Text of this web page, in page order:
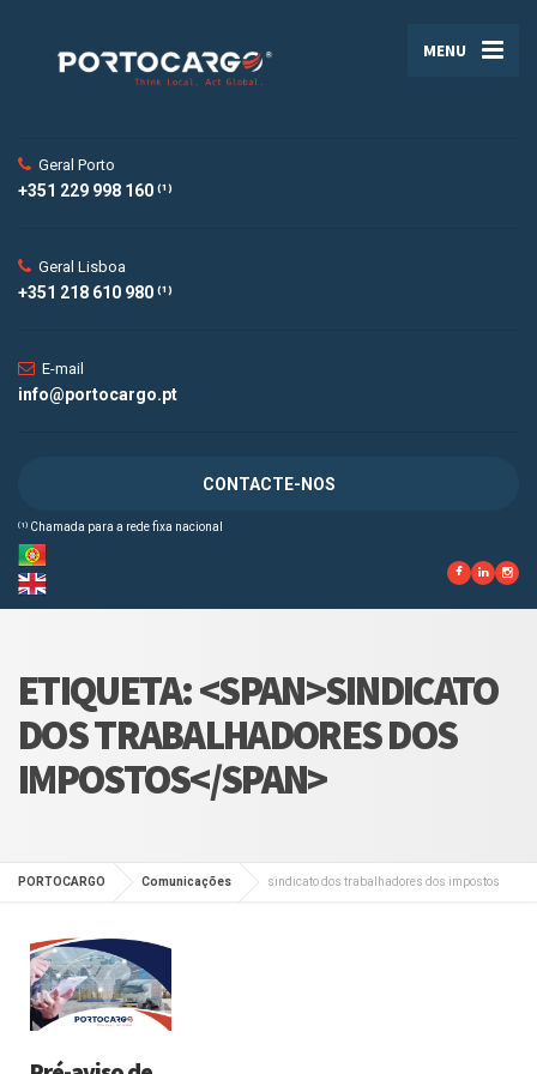
MENU
Geral Porto
+351 229 998 160 ⁽¹⁾
Geral Lisboa
+351 218 610 980 ⁽¹⁾
E-mail
info@portocargo.pt
CONTACTE-NOS
⁽¹⁾ Chamada para a rede fixa nacional
ETIQUETA: <SPAN>SINDICATO
DOS TRABALHADORES DOS
IMPOSTOS</SPAN>
PORTOCARGO Comunicações sindicato dos trabalhadores dos impostos